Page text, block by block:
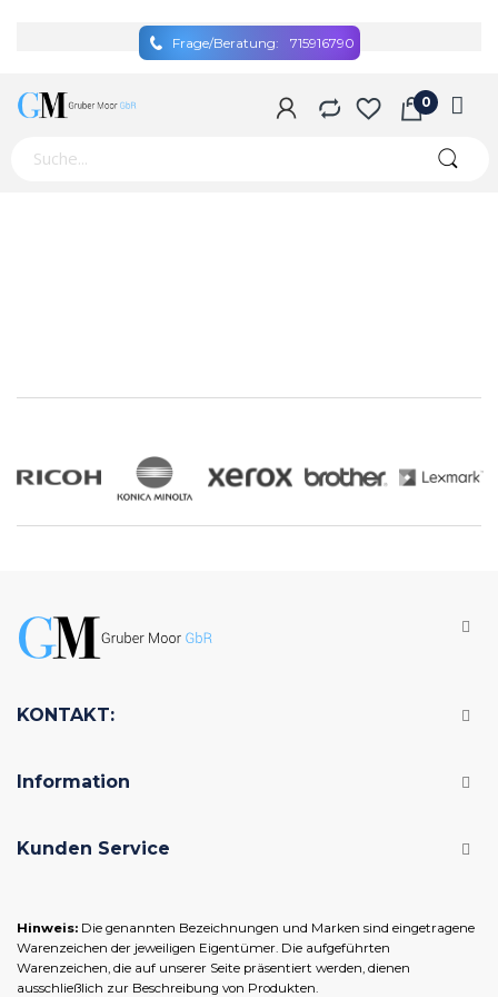
Frage/Beratung: 715916790
KONTAKT:
Information
Kunden Service
Hinweis: Die genannten Bezeichnungen und Marken sind eingetragene
Warenzeichen der jeweiligen Eigentümer. Die aufgeführten
Warenzeichen, die auf unserer Seite präsentiert werden, dienen
ausschließlich zur Beschreibung von Produkten.